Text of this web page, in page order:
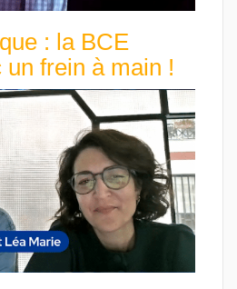
: la BCE
un frein à main !